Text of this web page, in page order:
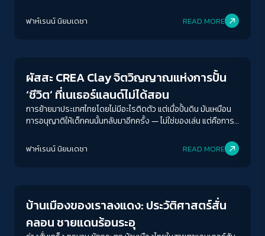
ฟาห์เรนน์ นิยมเดชา READ MORE
ผัสสะ CREA Clay จิตวิญญาณแห่งการปั้น
‘ชีวิต’ ที่เนเธอร์แลนด์ไม่ได้สอน
การย้ายมาประเทศไทยโดยไม่มีอะไรติดตัว แต่เมื่อปั้นดิน มันเหมือน
การอนุญาติให้เด็กคนนั้นกลับมาอีกครั้ง — ไม่ใช่ของเล่น แต่คือการ
ฟาห์เรนน์ นิยมเดชา READ MORE
บ้านเมืองของเราลงแดง: ประวัติศาสตร์สั่น
คลอน ชายแดนร้อนระอุ